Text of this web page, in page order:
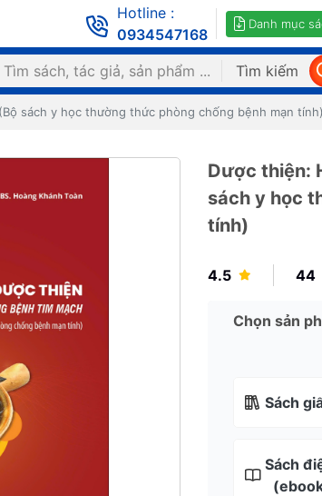
Hotline :
0934547168
Danh mục
Tìm kiếm
sách y học thường thức phòng chống bệnh mạn tính)
Dược thiện:
sách y học
tính)
4.5 44
Chọn sản
Sách
Sách